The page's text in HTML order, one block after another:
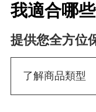
我適合哪
提供您全方位
了解商品類型